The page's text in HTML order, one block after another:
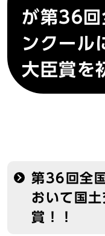
が第36回
ンクール
大臣賞を
第36回全
おいて国
賞！！